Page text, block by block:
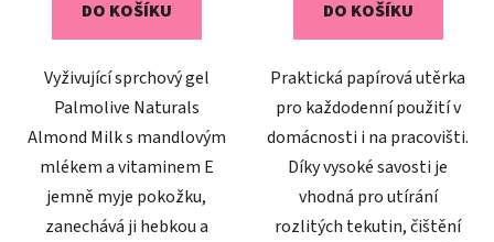
DO KOŠÍKU
Vyživující sprchový gel
Palmolive Naturals
Almond Milk s mandlovým
mlékem a vitaminem E
jemně myje pokožku,
zanechává ji hebkou a
DO KOŠÍKU
Praktická papírová utěrka
pro každodenní použití v
domácnosti i na pracovišti.
Díky vysoké savosti je
vhodná pro utírání
rozlitých tekutin, čištění